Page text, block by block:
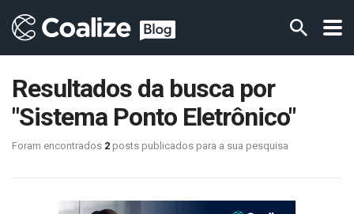
Resultados da busca por
"Sistema Ponto Eletrônico"
Foram encontrados 2 posts publicados para a sua pesquisa